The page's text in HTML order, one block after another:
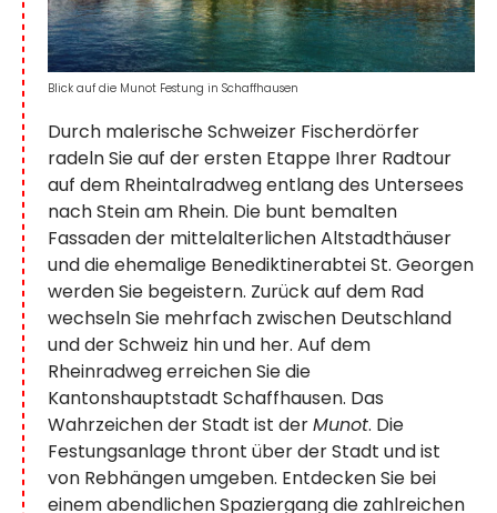
Durch malerische Schweizer Fischerdörfer
radeln Sie auf der ersten Etappe Ihrer Radtour
auf dem Rheintalradweg entlang des Untersees
nach Stein am Rhein. Die bunt bemalten
Fassaden der mittelalterlichen Altstadthäuser
und die ehemalige Benediktinerabtei St. Georgen
werden Sie begeistern. Zurück auf dem Rad
wechseln Sie mehrfach zwischen Deutschland
und der Schweiz hin und her. Auf dem
Rheinradweg erreichen Sie die
Kantonshauptstadt Schaffhausen. Das
Wahrzeichen der Stadt ist derMunot. Die
Festungsanlage thront über der Stadt und ist
von Rebhängen umgeben. Entdecken Sie bei
einem abendlichen Spaziergang die zahlreichen
Blick auf die Munot Festung in Schaffhausen